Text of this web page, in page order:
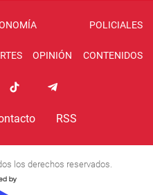
POLICIALES
OPINIÓN CONTENIDOS
RSS
los derechos reservados.